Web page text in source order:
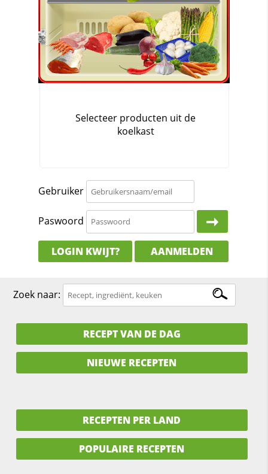
Gebruiker
Paswoord
LOGIN KWIJT? AANMELDEN
Zoek naar:
RECEPT VAN DE DAG
NIEUWE RECEPTEN
RECEPTEN PER LAND
POPULAIRE RECEPTEN